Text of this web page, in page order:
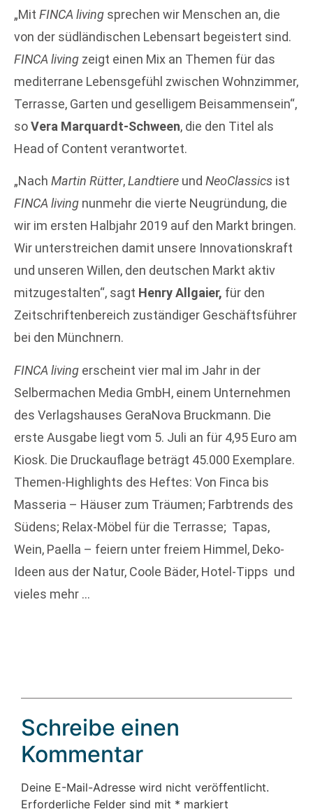
„Mit FINCA living sprechen wir Menschen an, die
von der südländischen Lebensart begeistert sind.
FINCA living zeigt einen Mix an Themen für das
mediterrane Lebensgefühl zwischen Wohnzimmer,
Terrasse, Garten und geselligem Beisammensein“,
soVera Marquardt-Schween, die den Titel als
Head of Content verantwortet.
„Nach Martin Rütter,Landtiere und NeoClassics ist
FINCA living nunmehr die vierte Neugründung, die
wir im ersten Halbjahr 2019 auf den Markt bringen.
Wir unterstreichen damit unsere Innovationskraft
und unseren Willen, den deutschen Markt aktiv
mitzugestalten“, sagt Henry Allgaier, für den
Zeitschriftenbereich zuständiger Geschäftsführer
bei den Münchnern.
FINCA living erscheint vier mal im Jahr in der
Selbermachen Media GmbH, einem Unternehmen
des Verlagshauses GeraNova Bruckmann. Die
erste Ausgabe liegt vom 5. Juli an für 4,95 Euro am
Kiosk. Die Druckauflage beträgt 45.000 Exemplare.
Themen-Highlights des Heftes: Von Finca bis
Masseria – Häuser zum Träumen; Farbtrends des
Südens; Relax-Möbel für die Terrasse; Tapas,
Wein, Paella – feiern unter freiem Himmel, Deko-
Ideen aus der Natur, Coole Bäder, Hotel-Tipps und
vieles mehr …
Schreibe einen
Kommentar
Deine E-Mail-Adresse wird nicht veröffentlicht.
Erforderliche Felder sind mit * markiert